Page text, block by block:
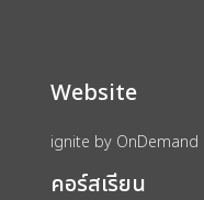
Website
ignite by OnDemand
คอร์สเรียน